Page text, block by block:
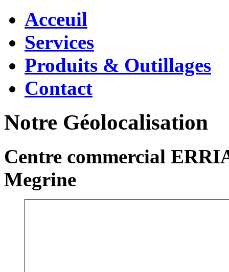
Acceuil
Services
Produits & Outillages
Contact
Notre Géolocalisation
Centre commercial
Megrine